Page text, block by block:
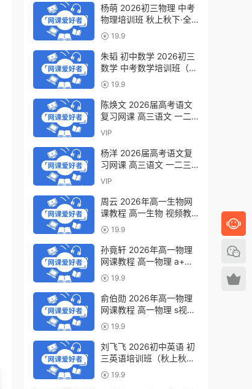
杨萌 2026初三物理 中考
物理培训班 秋上秋下·全
国版·S 百度网盘下载
19.9
朱韬 初中数学 2026初三
数学 中考数学培训班（秋
上秋下·全国版·S）百度网
盘下载
19.9
陈焕文 2026届高考语文
复习网课 高三语文 一二
三轮视频课程全年班 百度
VIP
杨洋 2026届高考语文复
习网课 高三语文 一二三
轮视频教程全年班 百度网
VIP
周云 2026年高一生物网
课教程 高一生物 视频教
程下学期寒春班 百度网盘
下载
19.9
孙竟轩 2026年高一物理
网课教程 高一物理 a+视
频教程下学期寒春班 百度
网盘下载
19.9
俞伯勋 2026年高一物理
网课教程 高一物理 s视频
教程下学期寒春班 百度网
盘下载
19.9
刘飞飞 2026初中英语 初
三英语培训班（秋上秋下·
全国版·A+）百度网盘下
载
19.9